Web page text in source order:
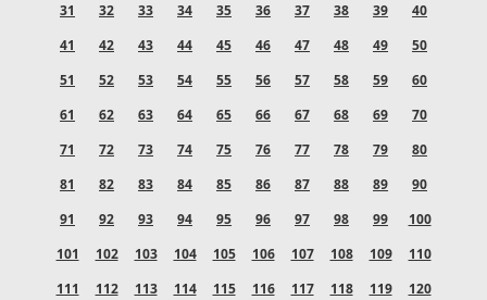
31
32 33 34 35 36 37 38 39
40
41
42 43 44 45 46 47 48 49
50
51
52 53 54 55 56 57 58 59
60
61
62 63 64 65 66 67 68 69
70
71
72 73 74 75 76 77 78 79
80
81
82 83 84 85 86 87 88 89
90
91
92 93 94 95 96 97 98 99
100
101
102 103 104 105 106 107 108 109
110
111
112 113 114 115 116 117 118 119
120